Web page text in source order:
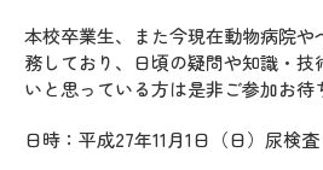
本校卒業生、また今現在動物病院
務しており、日頃の疑問や知識・技
いと思っている方は是非ご参加お待
日時：平成27年11月1日（日）尿検